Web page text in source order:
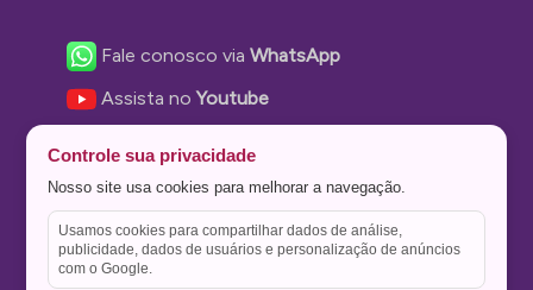
Fale conosco viaWhatsApp
Assista noYoutube
Nos siga no Instagram
Nos siga noTwitter
Salve no
Controle sua privacidade
Nosso site usa cookies para melhorar a navegação.
Usamos cookies para compartilhar dados de análise,
publicidade, dados de usuários e personalização de anúncios
com o Google.